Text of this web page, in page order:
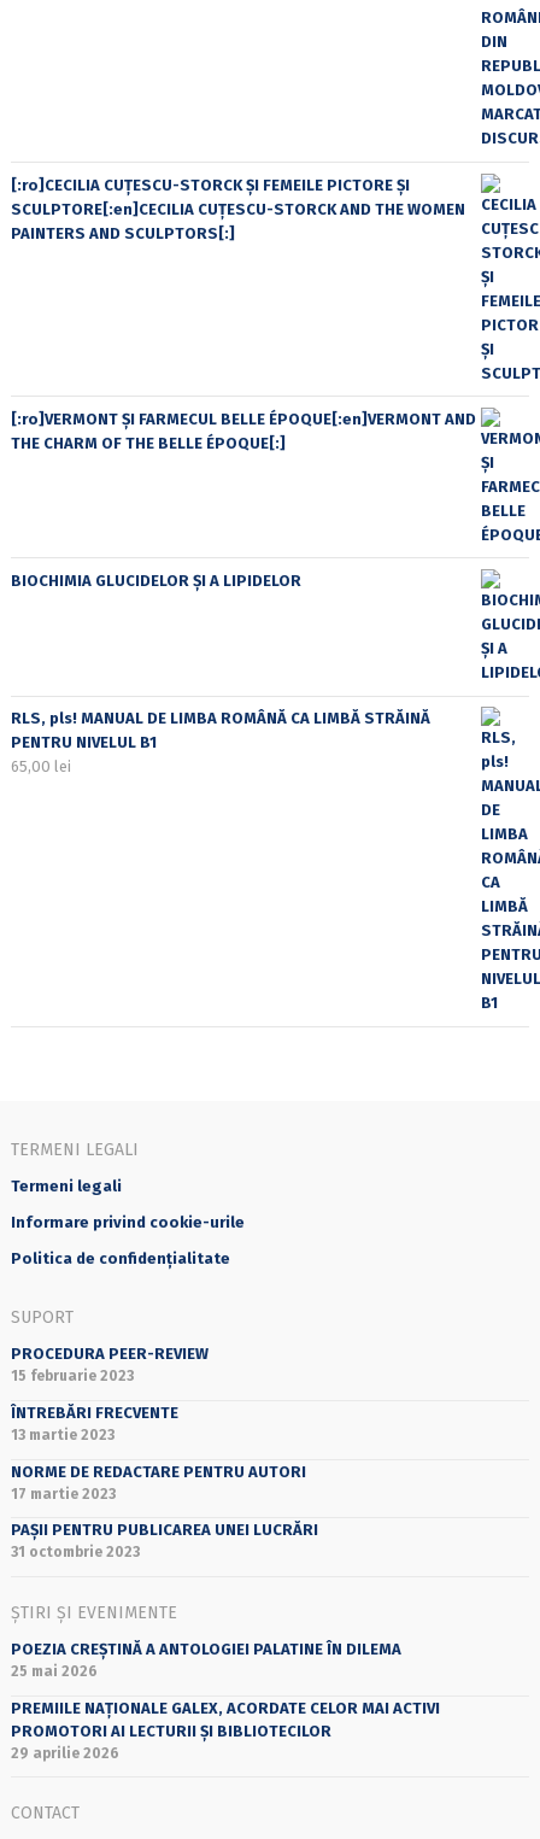
[:ro]CECILIA CUŢESCU-STORCK ŞI FEMEILE PICTORE ŞI
SCULPTORE[:en]CECILIA CUŢESCU-STORCK AND THE WOMEN
PAINTERS AND SCULPTORS[:]
[:ro]VERMONT ȘI FARMECUL BELLE ÉPOQUE[:en]VERMONT AND
THE CHARM OF THE BELLE ÉPOQUE[:]
BIOCHIMIA GLUCIDELOR ȘI A LIPIDELOR
RLS, pls! MANUAL DE LIMBA ROMÂNĂ CA LIMBĂ STRĂINĂ
PENTRU NIVELUL B1
65,00 lei
TERMENI LEGALI
Termeni legali
Informare privind cookie-urile
Politica de confidențialitate
SUPORT
PROCEDURA PEER-REVIEW
15 februarie 2023
ÎNTREBĂRI FRECVENTE
13 martie 2023
NORME DE REDACTARE PENTRU AUTORI
17 martie 2023
PAȘII PENTRU PUBLICAREA UNEI LUCRĂRI
31 octombrie 2023
ȘTIRI ȘI EVENIMENTE
POEZIA CREȘTINĂ A ANTOLOGIEI PALATINE ÎN DILEMA
25 mai 2026
PREMIILE NAȚIONALE GALEX, ACORDATE CELOR MAI ACTIVI
PROMOTORI AI LECTURII ȘI BIBLIOTECILOR
29 aprilie 2026
CONTACT